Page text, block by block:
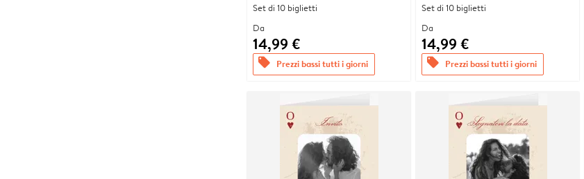
Set di 10 biglietti
Da
14,99 €
offers Prezzi bassi tutti i giorni
Set di 10 biglietti
Da
14,99 €
offers Prezzi bassi tutti i giorni